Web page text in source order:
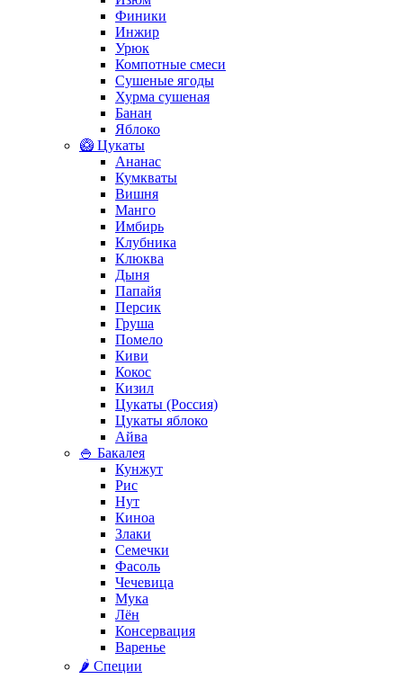
Финики
Инжир
Урюк
Компотные смеси
Сушеные ягоды
Хурма сушеная
Банан
Яблоко
🥝 Цукаты
Ананас
Кумкваты
Вишня
Манго
Имбирь
Клубника
Клюква
Дыня
Папайя
Персик
Груша
Помело
Киви
Кокос
Кизил
Цукаты (Россия)
Цукаты яблоко
Айва
🍚 Бакалея
Кунжут
Рис
Нут
Киноа
Злаки
Семечки
Фасоль
Чечевица
Мука
Лён
Консервация
Варенье
🌶️ Специи